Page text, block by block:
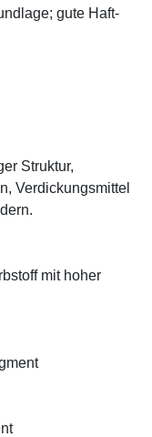
gute Haft-
Struktur,
Verdickungsmittel
mit hoher